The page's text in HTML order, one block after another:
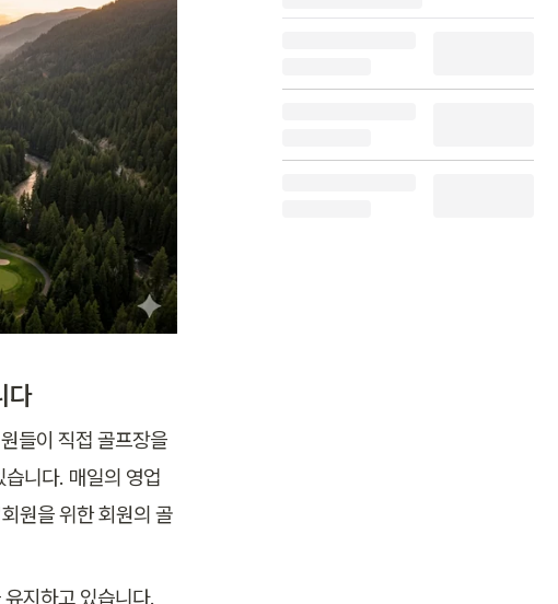
다
들이 직접 골프장을
니다. 매일의 영업
원을 위한 회원의 골
지하고 있습니다.